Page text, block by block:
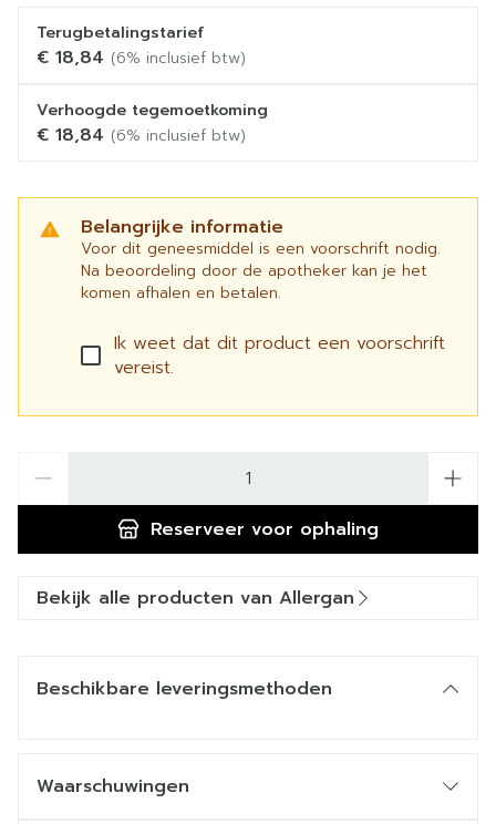
Terugbetalingstarief
€ 18,84 (6% inclusief btw)
Verhoogde tegemoetkoming
€ 18,84 (6% inclusief btw)
Belangrijke informatie
Voor dit geneesmiddel is een voorschrift nodig.
Na beoordeling door de apotheker kan je het
komen afhalen en betalen.
Ik weet dat dit product een voorschrift
vereist.
Reserveer voor ophaling
Bekijk alle producten van Allergan
Beschikbare leveringsmethoden
Waarschuwingen